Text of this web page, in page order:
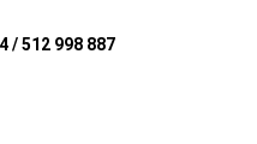
/ 512 998 887